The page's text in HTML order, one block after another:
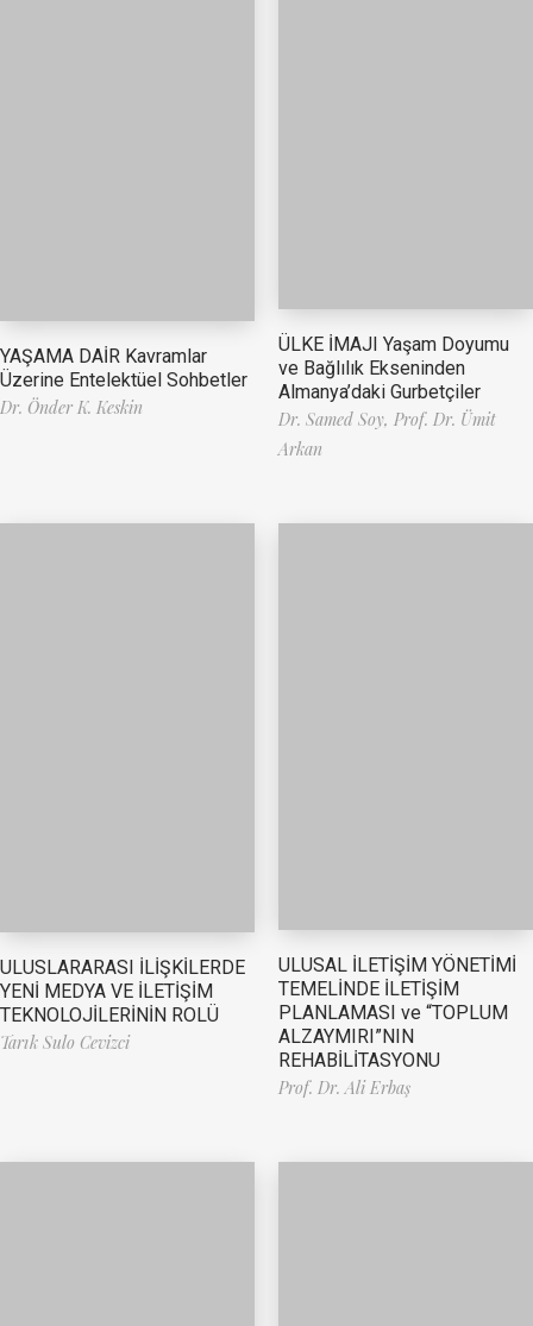
YAŞAMA DAİR Kavramlar
Üzerine Entelektüel Sohbetler
Dr. Önder K. Keskin
ÜLKE İMAJI Yaşam Doyumu
ve Bağlılık Ekseninden
Almanya’daki Gurbetçiler
Dr. Samed Soy, Prof. Dr. Ümit
Arkan
ULUSLARARASI İLİŞKİLERDE
YENİ MEDYA VE İLETİŞİM
TEKNOLOJİLERİNİN ROLÜ
Tarık Sulo Cevizci
ULUSAL İLETİŞİM YÖNETİMİ
TEMELİNDE İLETİŞİM
PLANLAMASI ve “TOPLUM
ALZAYMIRI”NIN
REHABİLİTASYONU
Prof. Dr. Ali Erbaş